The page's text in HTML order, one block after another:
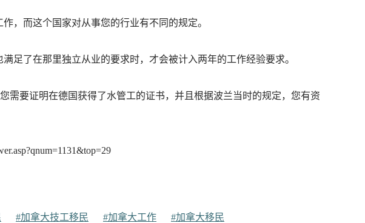
，而这个国家对从事您的行业有不同的规定。
足了在那里独立从业的要求时，才会被计入两年的工作经验要求。
需要证明在德国获得了水管工的证书，并且根据波兰当时的规定，您有资
#加拿大技工移民 #加拿大工作 #加拿大移民